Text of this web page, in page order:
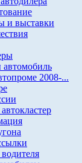
и выставки
2008-...